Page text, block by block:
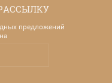
предложений